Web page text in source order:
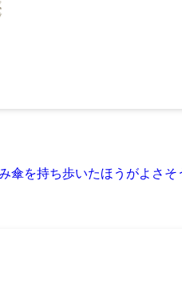
を持ち歩いたほうがよさ